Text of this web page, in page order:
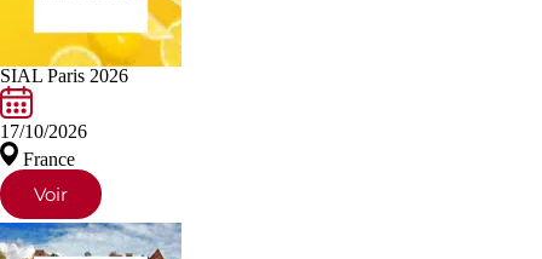
SIAL Paris 2026
17/10/2026
France
Voir